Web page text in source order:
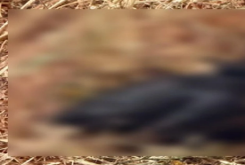
Özel Haber
Kültür Sanat
Eğitim